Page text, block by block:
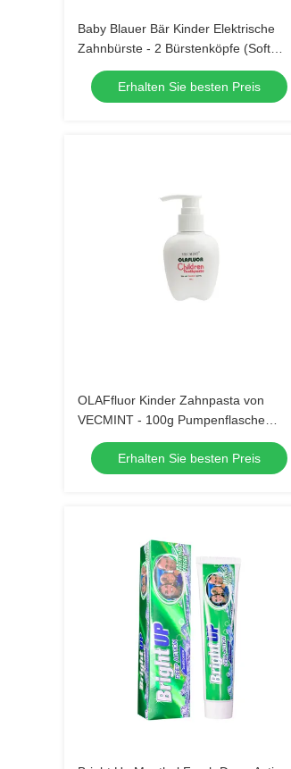
Baby Blauer Bär Kinder Elektrische
Zahnbürste - 2 Bürstenköpfe (Soft
Bristle) Wasserdichte Schallzahnbürste
mit 3 Modi für Kinder 3-15 Jahre Alt
Mundpflege-Kit
Erhalten Sie besten Preis
OLAFfluor Kinder Zahnpasta von
VECMINT - 100g Pumpenflasche
Erdbeergeschmack sichere
Mundpflege Zahnpasta für Kinder 
tägliche Hygiene
Erhalten Sie besten Preis